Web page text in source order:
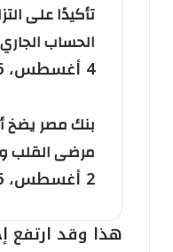
تأكيدًا على
الحساب
4 أغسطس، 2026
مرضى القلب
2 أغسطس، 2026